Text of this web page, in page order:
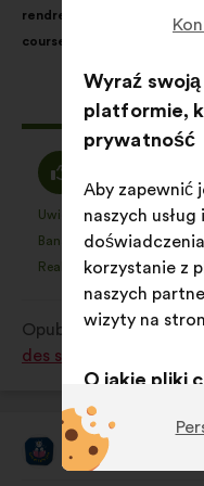
rendre facilement à leurs
courses.
głosy
rozłożyły
następująco:
Zgadzam
się
:
zakwalifikowana
w
kategorii:
Uwielbiam
:razy
Banalne
:razy
Realistyczne
:razy
Opublikowana w
des seniors dans notre
Propozycja:Lire Et Faire Lire
Wyraź
platformie,
prywatność
Aby zapewnić
naszych
korzystanie z
naszych
wizyty na
O jakie pliki
do